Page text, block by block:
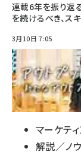
連載6年を振り返る
を続けるべき、ス
3月10日 7:05
マーケテ
解説／ノ